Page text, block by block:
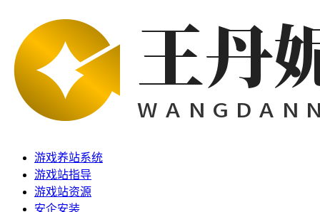
游戏养站系统
游戏站指导
游戏站资源
安企安装